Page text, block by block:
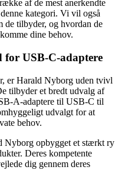
af de mest anerkendte
kategori. Vi vil også
de tilbyder, og hvordan de
dine behov.
for USB-C-adaptere
er Harald Nyborg uden tvivl
tilbyder et bredt udvalg af
A-adaptere til USB-C til
udvalgt for at
behov.
Nyborg opbygget et stærkt ry
Deres kompetente
dig gennem deres